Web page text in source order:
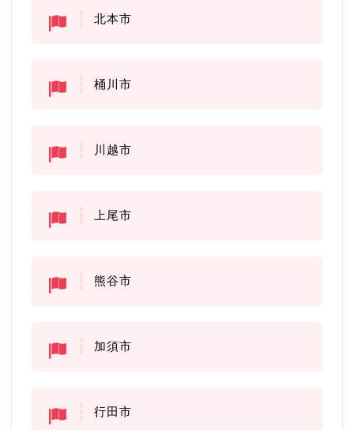
北本市
桶川市
川越市
上尾市
熊谷市
加須市
行田市